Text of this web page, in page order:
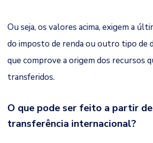
Ou seja, os valores acima, exigem a
do imposto de renda ou outro tipo de
que comprove a origem dos recursos
transferidos.
O que pode ser feito a partir
transferência internacional?